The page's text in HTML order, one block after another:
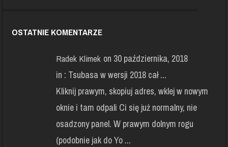
OSTATNIE KOMENTARZE
Radek Klimek on 30 października, 2018
in : Tsubasa w wersji 2018 cał ...
Kliknij prawym, skopiuj adres, wklej w nowym
oknie i tam odpali Ci się już normalny, nie
osadzony panel. W prawym dolnym rogu
(podobnie jak do Yo ...